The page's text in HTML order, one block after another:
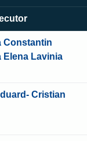
Constantin
Elena Lavinia
Cristian